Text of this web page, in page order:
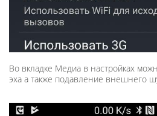
Во вкладке Медиа в настройках
эха а также подавление внешнего